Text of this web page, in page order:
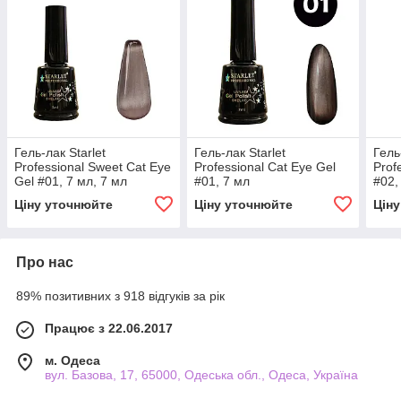
Гель-лак Starlet
Professional Sweet Cat Eye
Gel #01, 7 мл, 7 мл
Ціну уточнюйте
Гель-лак Starlet
Professional Cat Eye Gel
#01, 7 мл
Ціну уточнюйте
Про нас
89% позитивних з 918 відгуків за рік
Працює з 22.06.2017
м. Одеса
вул. Базова, 17, 65000, Одеська обл., Одеса, Україна